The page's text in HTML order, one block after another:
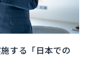
する「日本での